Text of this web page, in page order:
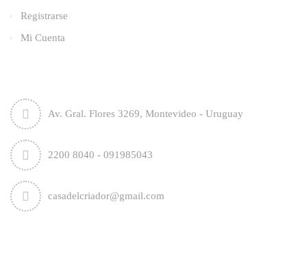
Registrarse
Mi Cuenta
Av. Gral. Flores 3269, Montevideo - Uruguay
2200 8040 - 091985043
casadelcriador@gmail.com